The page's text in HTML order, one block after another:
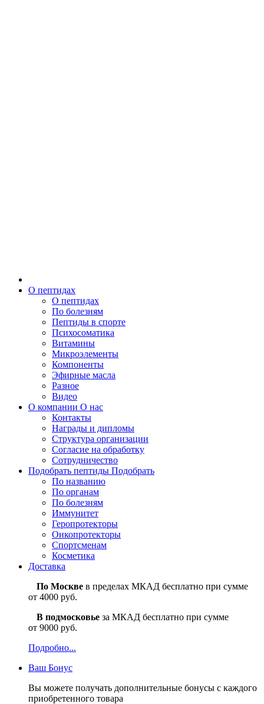
О пептидах
О пептидах
По болезням
Пептиды в спорте
Психосоматика
Витамины
Микроэлементы
Компоненты
Эфирные масла
Разное
Видео
О компании О нас
Контакты
Награды и дипломы
Структура организации
Согласие на обработку
Сотрудничество
Подобрать пептиды Подобрать
По названию
По органам
По болезням
Иммунитет
Геропротекторы
Онкопротекторы
Спортсменам
Косметика
Доставка
По Москве в пределах МКАД бесплатно при сумме
от 4000 руб.
В подмосковье за МКАД бесплатно при сумме
от 9000 руб.
Подробно...
Ваш Бонус
Вы можете получать дополнительные бонусы с каждого
приобретенного товара